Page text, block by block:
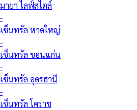
มายา ไลฟ์สไตล์
-
เซ็นทรัล หาดใหญ่
-
เซ็นทรัล ขอนแก่น
-
เซ็นทรัล อุดรธานี
-
เซ็นทรัล โคราช